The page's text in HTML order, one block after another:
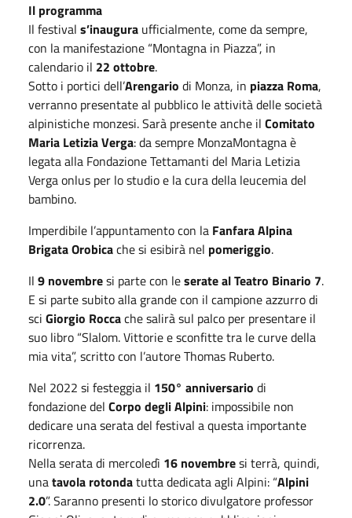
Il programma
Il festival s’inaugura ufficialmente, come da sempre,
con la manifestazione “Montagna in Piazza”, in
calendario il 22 ottobre.
Sotto i portici dell’Arengario di Monza, in piazza Roma,
verranno presentate al pubblico le attività delle società
alpinistiche monzesi. Sarà presente anche il Comitato
Maria Letizia Verga: da sempre MonzaMontagna è
legata alla Fondazione Tettamanti del Maria Letizia
Verga onlus per lo studio e la cura della leucemia del
bambino.
Imperdibile l’appuntamento con la Fanfara Alpina
Brigata Orobicache si esibirà nel pomeriggio.
Il 9 novembresi parte con leserate al Teatro Binario 7.
E si parte subito alla grande con il campione azzurro di
sci Giorgio Roccache salirà sul palco per presentare il
suo libro “Slalom. Vittorie e sconfitte tra le curve della
mia vita”, scritto con l’autore Thomas Ruberto.
Nel 2022 si festeggia il 150° anniversario di
fondazione del Corpo degli Alpini: impossibile non
dedicare una serata del festival a questa importante
ricorrenza.
Nella serata di mercoledì 16 novembresi terrà, quindi,
unatavola rotondatutta dedicata agli Alpini: “Alpini
2.0”. Saranno presenti lo storico divulgatore professor